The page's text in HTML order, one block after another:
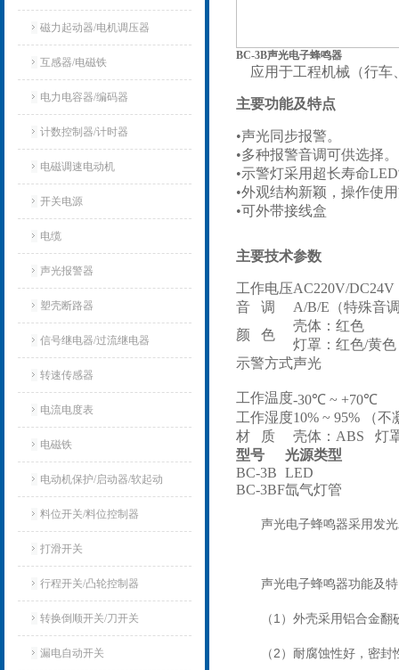
磁力起动器/电机调压器
互感器/电磁铁
电力电容器/编码器
计数控制器/计时器
电磁调速电动机
开关电源
电缆
声光报警器
塑壳断路器
信号继电器/过流继电器
转速传感器
电流电度表
电磁铁
电动机保护/启动器/软起动
料位开关/料位控制器
打滑开关
行程开关/凸轮控制器
转换倒顺开关/刀开关
漏电自动开关
BC-3B声光电子蜂鸣器
应用于工程机械（行车
主要功能及特点
•声光同步报警。
•多种报警音调可供选择。
•示警灯采用超长寿命
•外观结构新颖，操作使
•可外带接线盒
主要技术参数
工作电压AC220V/
音 调
A/B/E（特殊音
颜 色
壳体：红色
灯罩：红色/黄
示警方式声光
工作温度-30℃ ~ +70℃
工作湿度10% ~ 95% （不
材 质
壳体：ABS 灯
型号
光源类型
BC-3B LED
BC-3BF氙气灯管
声光电子蜂鸣器采用发
声光电子蜂鸣器功能及
（1）外壳采用铝合金
（2）耐腐蚀性好，密